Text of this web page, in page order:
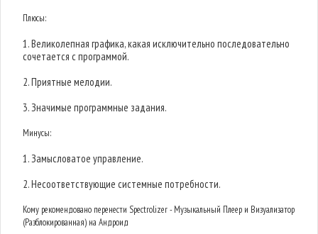
Плюсы:
1. Великолепная графика, какая исключительно последовательно
сочетается с программой.
2. Приятные мелодии.
3. Значимые программные задания.
Минусы:
1. Замысловатое управление.
2. Несоответствующие системные потребности.
Кому рекомендовано перенести Spectrolizer - Музыкальный Плеер и Визуализатор
(Разблокированная) на Андроид